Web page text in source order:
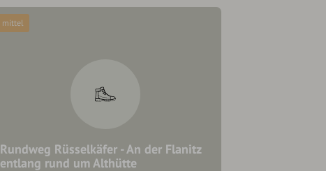
Rundweg Rüsselkäfer - An der Flanitz
entlang rund um Althütte
mittel